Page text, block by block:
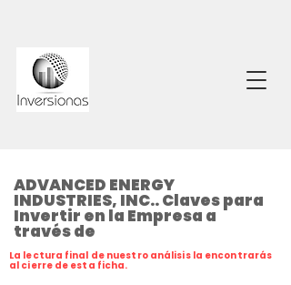
ADVANCED ENERGY
INDUSTRIES, INC.. Claves para
Invertir en la Empresa a
través de
La lectura final de nuestro análisis la encontrarás
al cierre de esta ficha.